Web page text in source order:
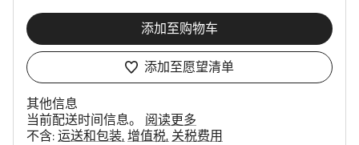
添加至购物车
添加至愿望清单
其他信息
当前配送时间信息。 阅读更多
不含: 运送和包装 增值税 关税费用